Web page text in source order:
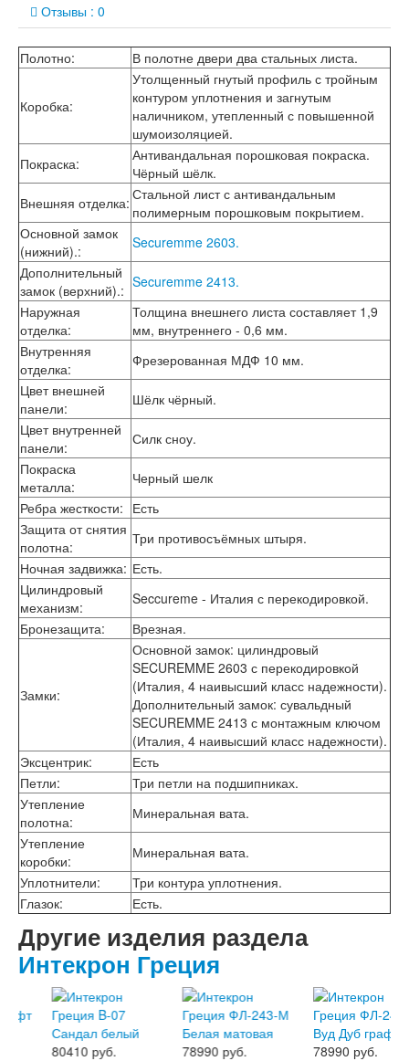
Лабиринт Норд Плюс
Лабиринт Нью Йорк
Лабиринт Пазл
Лабиринт Пиано
Лабиринт Пиано Смарт 2.0
Лабиринт Платинум
Лабиринт Полярис лайт
Лабиринт Роял
Лабиринт Сильвер
Лабиринт Сияна
Лабиринт Скайлаб
Лабиринт Скандия
Лабиринт Смартлаб
Лабиринт Соналаб
Лабиринт Термолайт
Лабиринт Термомагнит
Лабиринт Трендо
Лабиринт Тундра Плюс
Лабиринт Урбан
Лабиринт Фрост
Лабиринт Эволаб
Двери Про
Двери Интекрон
Интекрон Брайтон Антрацит
Интекрон Вектор
Интекрон Гектор
Интекрон Греция
Интекрон Италия
Интекрон Колизей
Интекрон Колизей Белый
Интекрон Неаполь
Интекрон Олимпия
Интекрон Премьера
Интекрон Профит
Интекрон Ронда
Интекрон Сицилия
Интекрон Спарта Белая
Интекрон Спарта Грей
Интекрон Термо
Интекрон Тетра
Интекрон Фараон
Интекрон Форте
Двери АСД
Двери Ратибор
Двери Аргус
Тамбурные двери
Межкомнатные двери
Двери Альберо
Альянс
Вест
Галерея
Геометрия
Графика
Империя
Классика
Лайн
Отзывы : 0
Полотно: В полотне двери два стальных листа.
Коробка:
Утолщенный гнутый профиль с тройным
контуром уплотнения и загнутым
наличником, утепленный с повышенной
шумоизоляцией.
Покраска:
Антивандальная порошковая покраска.
Чёрный шёлк.
Внешняя отделка: Стальной лист с антивандальным
полимерным порошковым покрытием.
Основной замок
(нижний).:
Securemme 2603.
Дополнительный
замок (верхний).: Securemme 2413.
Наружная
отделка:
Толщина внешнего листа составляет 1,9
мм, внутреннего - 0,6 мм.
Внутренняя
отделка:
Фрезерованная МДФ 10 мм.
Цвет внешней
панели:
Шёлк чёрный.
Цвет внутренней
панели:
Силк сноу.
Покраска
металла:
Черный шелк
Ребра жесткости: Есть
Защита от снятия
полотна:
Три противосъёмных штыря.
Ночная задвижка: Есть.
Цилиндровый
механизм:
Seccureme - Италия с перекодировкой.
Бронезащита: Врезная.
Замки:
Основной замок: цилиндровый
SECUREMME 2603 с перекодировкой
(Италия, 4 наивысший класс надежности).
Дополнительный замок: сувальдный
SECUREMME 2413 с монтажным ключом
(Италия, 4 наивысший класс надежности).
Эксцентрик:
Есть
Петли:
Три петли на подшипниках.
Утепление
полотна:
Минеральная вата.
Утепление
коробки:
Минеральная вата.
Уплотнители:
Три контура уплотнения.
Глазок: Есть.
Другие изделия раздела
Интекрон Греция
80410 руб. 78990 руб. 78990 руб.